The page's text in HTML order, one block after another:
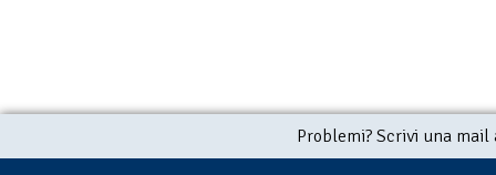
Problemi? Scrivi una